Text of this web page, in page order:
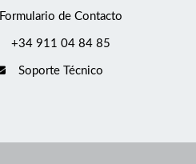
Formulario de Contacto
+34 911 04 84 85
Soporte Técnico